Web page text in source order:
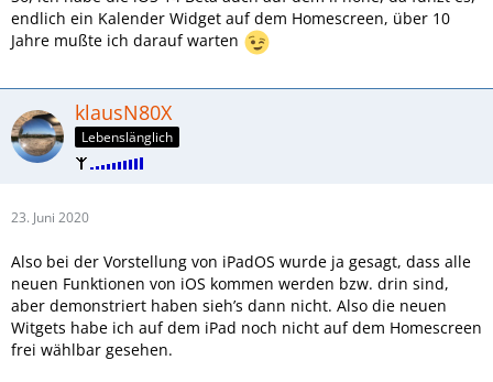
endlich ein Kalender Widget auf dem Homescreen, über 10
Jahre mußte ich darauf warten
klausN80X
Lebenslänglich
23. Juni 2020
Also bei der Vorstellung von iPadOS wurde ja gesagt, dass alle
neuen Funktionen von iOS kommen werden bzw. drin sind,
aber demonstriert haben sieh’s dann nicht. Also die neuen
Witgets habe ich auf dem iPad noch nicht auf dem Homescreen
frei wählbar gesehen.